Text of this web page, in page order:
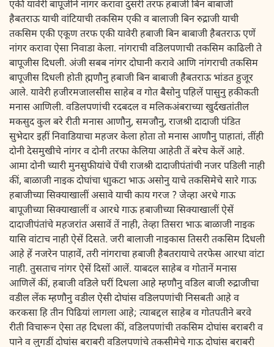
एकी यावेरी बापूजीने नांगर करावा दुसरी तरफ हबाजी बिन बाबाजी
हैबतराऊ याची वांटियाची तकसिम एकी व बालाजी बिन रुद्राजी याची
तकसिम एकी एकूण तरफ एकी यावेरी हबाजी बिन बाबाजी हैबतराऊ एणें
नांगर करावा ऐसा निवाडा केला. नांगराची वडिलपणाची तकसिम काढिली ते
बापूजीस दिधली. अंजी सबब नांगर दोघानी करावे आणि नांगराची तकसिम
बापूजीस दिधली होती ह्मणौनु हबाजी बिन बाबाजी हैबतराऊ भांडत हुजूर
आले. यावेरी हजीरमजालसीस साहेब व गोत बैसोनु पहिलें पासुनु हकीकती
मनास आणिली. वडिलपणांची रदबदल व मलिकअंबराच्या खुर्दखतांतील
मकसुद कुल बरे रीती मनास आणौनु, समजौनु, राजश्री दादाजी पंडित
सुभेदार इहीं निवाडियाचा महजर केला होता तो मनास आणौनु पाहातां, तींही
दोनी देसमुखीचे नांगर व दोनी तरफा केलिया आहेती तें बरेच केलें आहे.
आमा दोनी च्यारी मुनसुफीयांचे पेंची राजश्री दादाजीपंतांची नजर पडिली नाही
कीं, बाळाजी नाइक दोघांचा धाुकटा भाऊ असोनु याचे तकसिमेचे सारे गाऊ
हबाजीच्या सिक्याखालीं असावे याची काय गरज ? जेव्हा अरधे गाऊ
बापूजीच्या सिक्याखालीं व आरधे गाऊ हबाजीच्या सिक्याखालीं ऐसें
दादाजीपंतांचे महजरांत असावें तें नाही, तेव्हा तिसरा भाऊ बाळाजी नाइक
यासि वांटाच नाही ऐसें दिसते. जरी बालाजी नाइकास तिसरी तकसिम दिधली
आहे हें नजरेन पाहावें, तरी नांगराचा हबाजी हैबतरायाचे तरफेस आरधा वांटा
नाही. तुसताच नांगर ऐसें दिसों आलें. याबदल साहेब व गोतानें मनास
आणिलें कीं, हबाजी वडिले घरीं दिधला आहे म्हणौनु वडिल बाजी रुद्राजीचा
वडील लेंक म्हणौनु वडील ऐसी दोघांस वडिलपणांची निसबती आहे व
करकसा हि तीन पिढियां लागला आहे; त्याबद्दल साहेब व गोतपतीने बरवे
रीती विचारून ऐसा तह दिधला कीं, वडिलपणांची तकसिम दोघांस बराबरी व
पाने व लुगडीं दोघांस बराबरी वडिलपणांचे तकसीमेचे गाऊ दोघांस बराबरी